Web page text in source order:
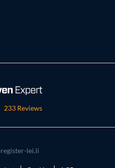
233 Reviews
lei.li